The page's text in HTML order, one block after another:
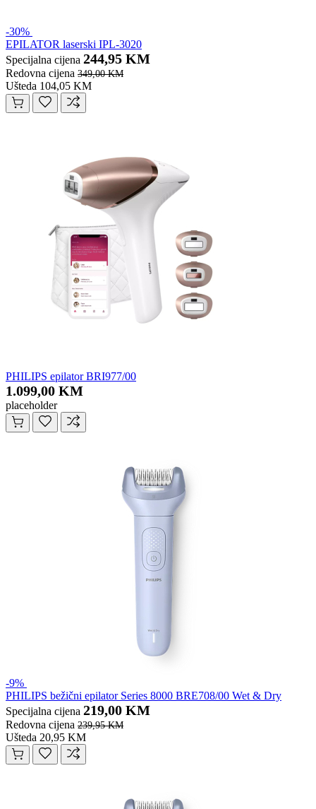
-30%
EPILATOR laserski IPL-3020
Specijalna cijena 244,95 KM
Redovna cijena 349,00 KM
Ušteda 104,05 KM
PHILIPS epilator BRI977/00
1.099,00 KM
placeholder
-9%
PHILIPS bežični epilator Series 8000 BRE708/00 Wet & Dry
Specijalna cijena 219,00 KM
Redovna cijena 239,95 KM
Ušteda 20,95 KM